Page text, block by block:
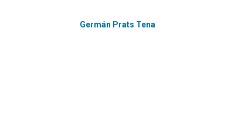
Germán Prats Tena